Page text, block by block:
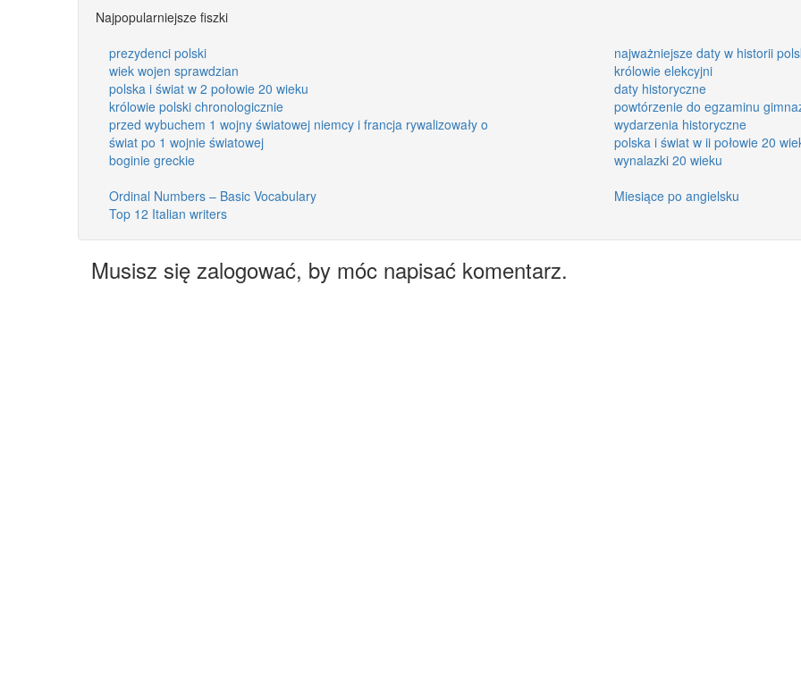
Najpopularniejsze fiszki
prezydenci polski
najważniejsze daty w historii
wiek wojen sprawdzian
królowie elekcyjni
polska i świat w 2 połowie 20 wieku
daty historyczne
królowie polski chronologicznie
powtórzenie do egzaminu
przed wybuchem 1 wojny światowej niemcy i francja rywalizowały o
wydarzenia historyczne
świat po 1 wojnie światowej
polska i świat w ii połowie 20
boginie greckie
wynalazki 20 wieku
Ordinal Numbers – Basic Vocabulary
Miesiące po angielsku
Top 12 Italian writers
Musisz się zalogować, by móc napisać komentarz.